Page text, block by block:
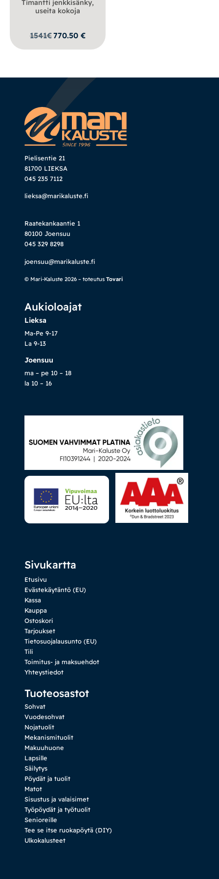
Timantti jenkkisänky,
useita kokoja
1541€770.50 €
Pielisentie 21
81700 LIEKSA
045 235 7112
lieksa@marikaluste.fi
Raatekankaantie 1
80100 Joensuu
045 329 8298
joensuu@marikaluste.fi
© Mari-Kaluste 2026 – toteutus Tovari
Aukioloajat
Lieksa
Ma-Pe 9-17
La 9-13
Joensuu
ma – pe 10 – 18
la 10 – 16
Sivukartta
Etusivu
Evästekäytäntö (EU)
Kassa
Kauppa
Ostoskori
Tarjoukset
Tietosuojalausunto (EU)
Tili
Toimitus- ja maksuehdot
Yhteystiedot
Tuoteosastot
Sohvat
Vuodesohvat
Nojatuolit
Mekanismituolit
Makuuhuone
Lapsille
Säilytys
Pöydät ja tuolit
Matot
Sisustus ja valaisimet
Työpöydät ja työtuolit
Senioreille
Tee se itse ruokapöytä (DIY)
Ulkokalusteet